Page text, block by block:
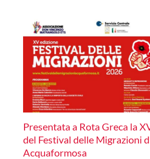
Presentata a Rota Greca la
del Festival delle Migrazioni
Acquaformosa